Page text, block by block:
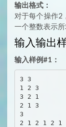
输出格式：
对于每个操作2
一个整数表示所
输入输出
输入样例#1：
3 3
1 2 3
3 2 1
2 1 3
3
2 1 2 1 2 1